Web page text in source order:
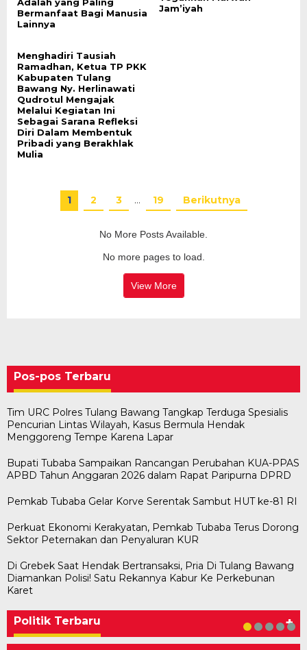
Adalah yang Paling
Bermanfaat Bagi Manusia
Lainnya
Jam’iyah
Menghadiri Tausiah
Ramadhan, Ketua TP PKK
Kabupaten Tulang
Bawang Ny. Herlinawati
Qudrotul Mengajak
Melalui Kegiatan Ini
Sebagai Sarana Refleksi
Diri Dalam Membentuk
Pribadi yang Berakhlak
Mulia
1 2 3 … 19 Berikutnya
No More Posts Available.
No more pages to load.
View More
Pos-pos Terbaru
Tim URC Polres Tulang Bawang Tangkap Terduga Spesialis
Pencurian Lintas Wilayah, Kasus Bermula Hendak
Menggoreng Tempe Karena Lapar
Bupati Tubaba Sampaikan Rancangan Perubahan KUA-PPAS
APBD Tahun Anggaran 2026 dalam Rapat Paripurna DPRD
Pemkab Tubaba Gelar Korve Serentak Sambut HUT ke-81 RI
Perkuat Ekonomi Kerakyatan, Pemkab Tubaba Terus Dorong
Sektor Peternakan dan Penyaluran KUR
Di Grebek Saat Hendak Bertransaksi, Pria Di Tulang Bawang
Diamankan Polisi! Satu Rekannya Kabur Ke Perkebunan
Karet
Politik Terbaru +
Bawaslu Tegaskan Sikap Siap Bersinergi
Di KABAR AKTUAL, POLITIK
Usai Musda, DPD Golkar Tulang Bawang Gelar
Di POLITIK | 11 Mei 2026
M. Aris Pratama Hanan Resmi ‘Nakhodai’ DPD II
Di POLITIK | 1 Mei 2026
Herman HN Lantik Budi Yohanda sebagai
Di POLITIK | 29 Januari 2026
Bupati Tubaba Hadiri Pelantikan Pengurus DPD
Di POLITIK | 28 Januari 2026